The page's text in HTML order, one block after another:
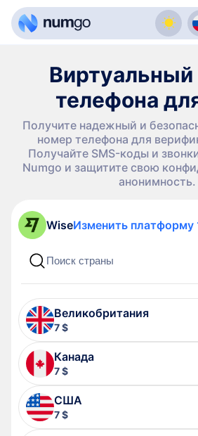
телефона
Получите надежный и
номер телефона для
Получайте SMS-коды и
Numgo и защитите свою
анонимность.
WiseИзменить платформу
Великобритания
7 $
Канада
7 $
США
7 $